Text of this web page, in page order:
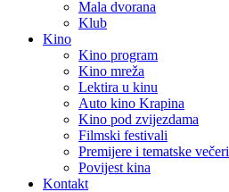
Mala dvorana
Klub
Kino
Kino program
Kino mreža
Lektira u kinu
Auto kino Krapina
Kino pod zvijezdama
Filmski festivali
Premijere i tematske večeri
Povijest kina
Kontakt